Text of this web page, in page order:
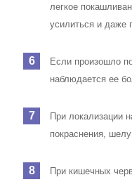
легкое
усилиться и даже
Если произошло
наблюдается ее
При локализации
покраснения,
При кишечных